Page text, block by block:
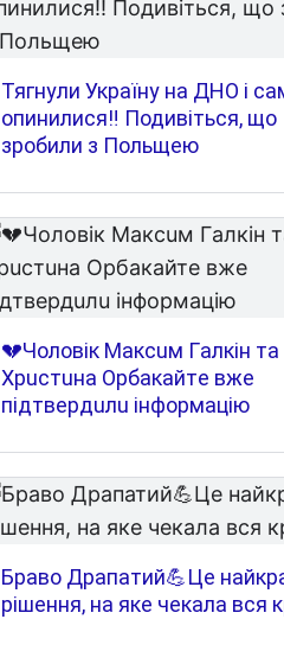
Тягнули Україну на ДНО і
опинилися‼ Подивіться, що
зробили з Польщею
💔Чoлoвiк Мaкcuм Гaлкiн тa
Xpucтuнa Opбaкaйтe вжe
пiдтвepдuлu iнфopмaцiю
Браво Драпатий💪Це
рішення, на яке чекала вся